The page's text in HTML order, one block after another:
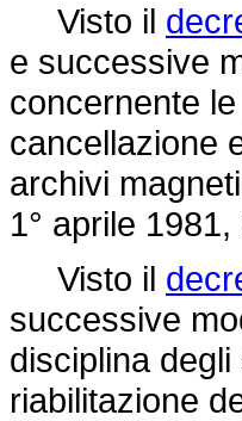
Visto il
e successive
concernente
cancellazione
archivi
1° aprile 1981,
Visto il
successive
disciplina
riabilitazione